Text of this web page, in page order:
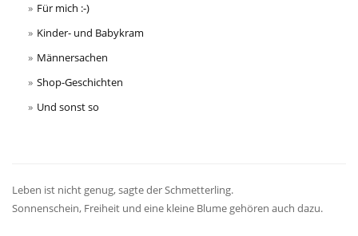
Für mich :-)
Kinder- und Babykram
Männersachen
Shop-Geschichten
Und sonst so
Leben ist nicht genug, sagte der Schmetterling.
Sonnenschein, Freiheit und eine kleine Blume gehören auch dazu.